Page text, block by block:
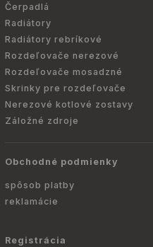
Čerpadlá
Radiátory
Radiátory rebríkové
Rozdeľovače nerezové
Rozdeľovače mosadzné
Skrinky pre rozdeľovače
Nerezové kotlové zostavy
Záložné zdroje
Obchodné podmienky
spôsob platby
reklamácie
Registrácia